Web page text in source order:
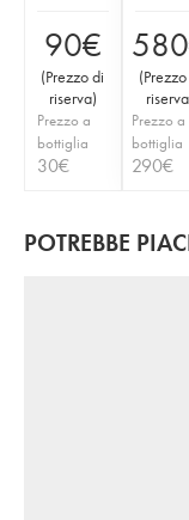
90€
(Prezzo di
riserva)
Prezzo a
bottiglia
30€
580
(
riserva
Prezzo a
bottiglia
290€
POTREBBE